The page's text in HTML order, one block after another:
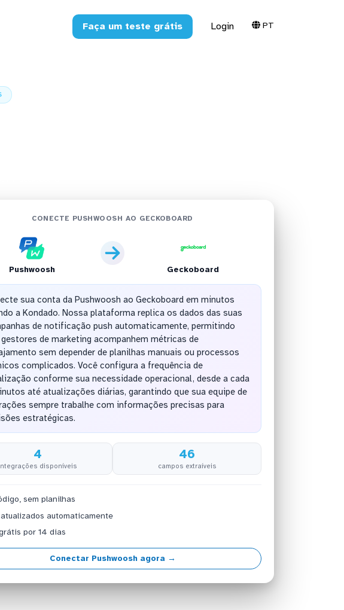
Faça um teste grátis Login PT
CONECTE PUSHWOOSH AO GECKOBOARD
Pushwoosh Geckoboard
sua conta da Pushwoosh ao Geckoboard em minutos
a Kondado. Nossa plataforma replica os dados das suas
de notificação push automaticamente, permitindo
de marketing acompanhem métricas de
sem depender de planilhas manuais ou processos
complicados. Você configura a frequência de
conforme sua necessidade operacional, desde a cada
até atualizações diárias, garantindo que sua equipe de
sempre trabalhe com informações precisas para
estratégicas.
4
disponíveis
46
campos extraíveis
sem planilhas
automaticamente
por 14 dias
Conectar Pushwoosh agora →